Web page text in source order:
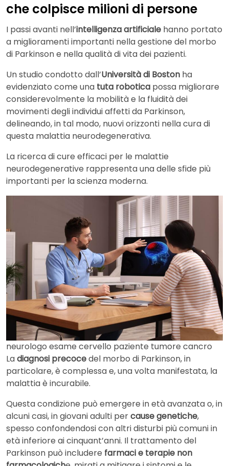
che colpisce milioni di persone
I passi avanti nell’intelligenza artificiale hanno portato
a miglioramenti importanti nella gestione del morbo
di Parkinson e nella qualità di vita dei pazienti.
Un studio condotto dall’Università di Boston ha
evidenziato come una tuta robotica possa migliorare
considerevolmente la mobilità e la fluidità dei
movimenti degli individui affetti da Parkinson,
delineando, in tal modo, nuovi orizzonti nella cura di
questa malattia neurodegenerativa.
La ricerca di cure efficaci per le malattie
neurodegenerative rappresenta una delle sfide più
importanti per la scienza moderna.
neurologo esame cervello paziente tumore cancro
Ladiagnosi precocedel morbo di Parkinson, in
particolare, è complessa e, una volta manifestata, la
malattia è incurabile.
Questa condizione può emergere in età avanzata o, in
alcuni casi, in giovani adulti percause genetiche,
spesso confondendosi con altri disturbi più comuni in
età inferiore ai cinquant’anni. Il trattamento del
Parkinson può includere farmaci e terapie non